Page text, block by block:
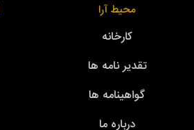
محیط آرا
کارخانه
تقدیر نامه ها
گواهینامه ها
درباره ما